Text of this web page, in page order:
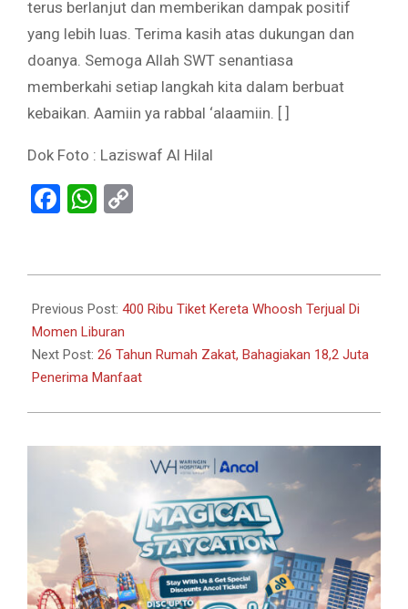
terus berlanjut dan memberikan dampak positif
yang lebih luas. Terima kasih atas dukungan dan
doanya. Semoga Allah SWT senantiasa
memberkahi setiap langkah kita dalam berbuat
kebaikan. Aamiin ya rabbal ‘alaamiin. [ ]
Dok Foto : Laziswaf Al Hilal
Facebook
WhatsApp
07-
02
Previous Post: 400 Ribu Tiket Kereta Whoosh Terjual Di
Momen Liburan
Next Post: 26 Tahun Rumah Zakat, Bahagiakan 18,2 Juta
Penerima Manfaat